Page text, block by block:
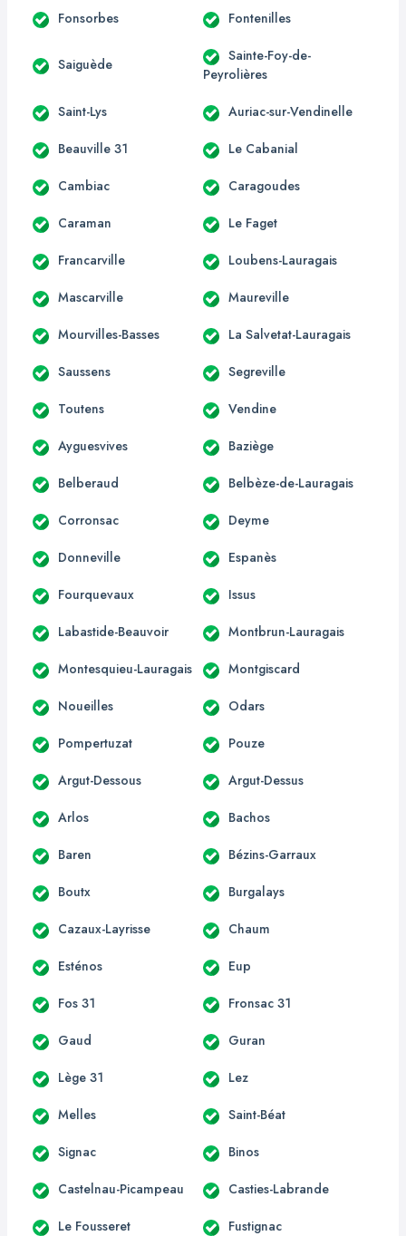
Fonsorbes Fontenilles
Saiguède
Sainte-Foy-de-
Peyrolières
Saint-Lys Auriac-sur-Vendinelle
Beauville 31 Le Cabanial
Cambiac Caragoudes
Caraman Le Faget
Francarville Loubens-Lauragais
Mascarville Maureville
Mourvilles-Basses La Salvetat-Lauragais
Saussens Segreville
Toutens Vendine
Ayguesvives Baziège
Belberaud Belbèze-de-Lauragais
Corronsac Deyme
Donneville Espanès
Fourquevaux Issus
Labastide-Beauvoir Montbrun-Lauragais
Montesquieu-Lauragais Montgiscard
Noueilles Odars
Pompertuzat Pouze
Argut-Dessous Argut-Dessus
Arlos Bachos
Baren Bézins-Garraux
Boutx Burgalays
Cazaux-Layrisse Chaum
Esténos Eup
Fos 31 Fronsac 31
Gaud Guran
Lège 31 Lez
Melles Saint-Béat
Signac Binos
Castelnau-Picampeau Casties-Labrande
Le Fousseret Fustignac